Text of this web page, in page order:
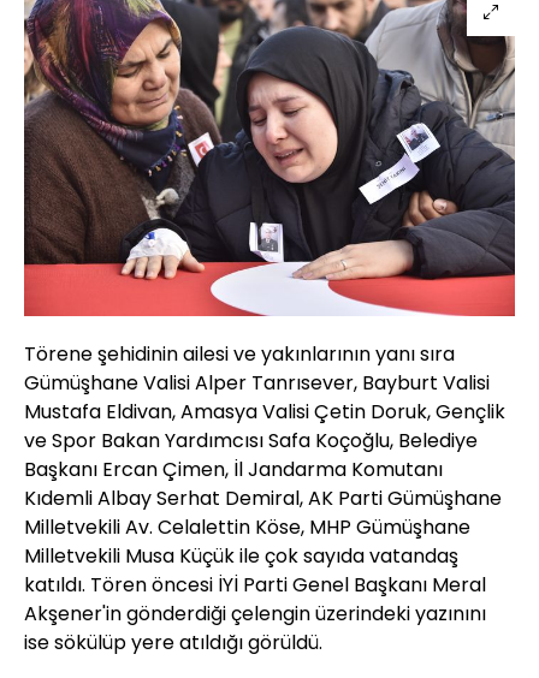
Törene şehidinin ailesi ve yakınlarının yanı sıra
Gümüşhane Valisi Alper Tanrısever, Bayburt Valisi
Mustafa Eldivan, Amasya Valisi Çetin Doruk, Gençlik
ve Spor Bakan Yardımcısı Safa Koçoğlu, Belediye
Başkanı Ercan Çimen, İl Jandarma Komutanı
Kıdemli Albay Serhat Demiral, AK Parti Gümüşhane
Milletvekili Av. Celalettin Köse, MHP Gümüşhane
Milletvekili Musa Küçük ile çok sayıda vatandaş
katıldı. Tören öncesi İYİ Parti Genel Başkanı Meral
Akşener'in gönderdiği çelengin üzerindeki yazınını
ise sökülüp yere atıldığı görüldü.